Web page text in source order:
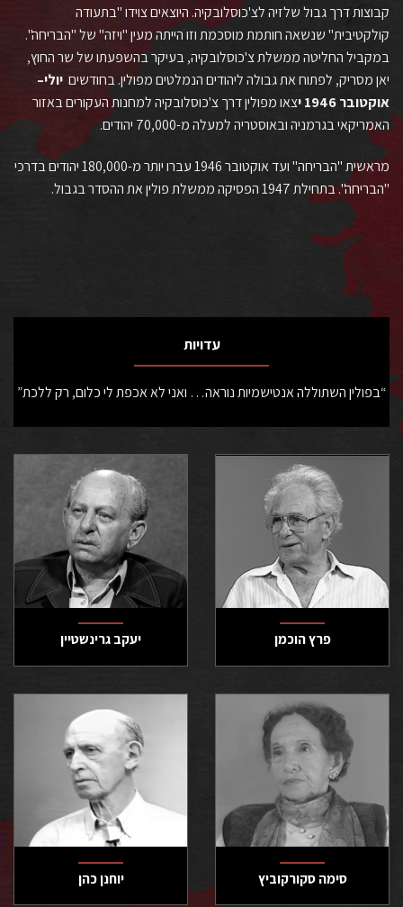
קבוצות דרך גבול שלזיה לצ'כוסלובקיה. היוצאים צוידו "בתעודה
קולקטיבית" שנשאה חותמת מוסכמת וזו הייתה מעין "ויזה" של "הבריחה".
במקביל החליטה ממשלת צ'כוסלובקיה, בעיקר בהשפעתו של שר החוץ,
יאן מסריק, לפתוח את גבולה ליהודים הנמלטים מפולין. בחודשים יולי–
אוקטובר
יצאו מפולין דרך צ'כוסלובקיה למחנות העקורים באזור
האמריקאי בגרמניה ובאוסטריהלמעלה מ-70,000 יהודים.
מראשית "הבריחה" ועד אוקטובר 1946 עברו יותר מ-180,000 יהודים בדרכי
"הבריחה". בתחילת 1947 הפסיקה ממשלת פולין את ההסדר בגבול.
עדויות
“בפולין השתוללה אנטישמיות נוראה… ואני לא אכפת לי כלום, רק ללכת”
פרץ הוכמן יעקב גרינשטיין
סימה סקורקוביץ יוחנן כהן